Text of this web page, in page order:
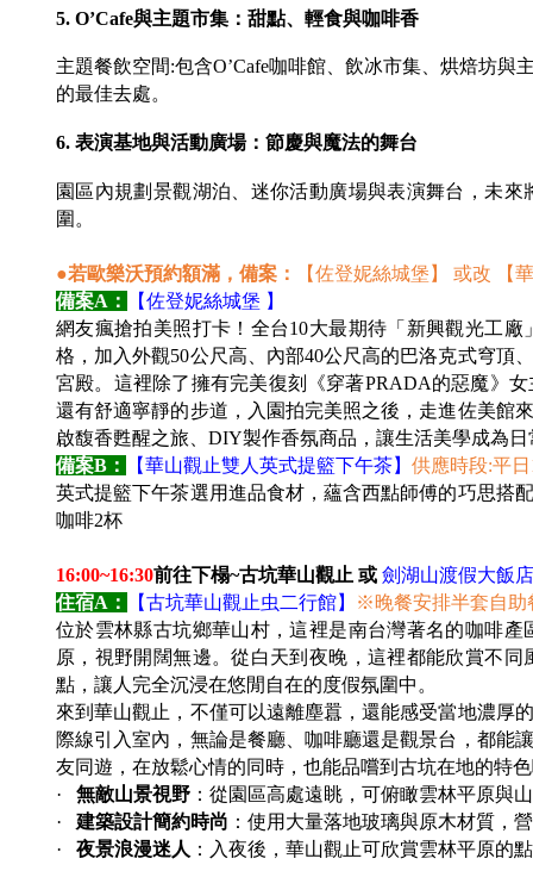
5. O’Cafe與主題市集：甜點、輕食與咖啡香
主題餐飲空間:包含O’Cafe咖啡館、飲冰市集、烘焙坊
的最佳去處。
6. 表演基地與活動廣場：節慶與魔法的舞台
園區內規劃景觀湖泊、迷你活動廣場與表演舞台，未
圍。
●若歐樂沃預約額滿，備案：
【佐登妮絲城堡】 或改 【
備案A：
【佐登妮絲城堡 】
網友瘋搶拍美照打卡！全台10大最期待「新興觀光工
格，加入外觀50公尺高、內部40公尺高的巴洛克式穹頂
宮殿。這裡除了擁有完美復刻《穿著PRADA的惡魔》
還有舒適寧靜的步道，入園拍完美照之後，走進佐美館
啟馥香甦醒之旅、DIY製作香氛商品，讓生活美學成為
備案B：
【華山觀止雙人英式提籃下午茶】 供應時段:平日
英式提籃下午茶選用進品食材，蘊含西點師傅的巧思搭
咖啡2杯
16:00~16:30前往下榻~古坑華山觀止 或 劍湖山渡假大飯店
住宿A：
【古坑華山觀止虫二行館】
※晚餐安排半套自助
位於雲林縣古坑鄉華山村，這裡是南台灣著名的咖啡
原，視野開闊無邊。從白天到夜晚，這裡都能欣賞不
點，讓人完全沉浸在悠閒自在的度假氛圍中。
來到華山觀止，不僅可以遠離塵囂，還能感受當地濃厚
際線引入室內，無論是餐廳、咖啡廳還是觀景台，都能
友同遊，在放鬆心情的同時，也能品嚐到古坑在地的特
· 無敵山景視野 ：從園區高處遠眺，可俯瞰雲林平原與
· 建築設計簡約時尚 ：使用大量落地玻璃與原木材質，
· 夜景浪漫迷人 ：入夜後，華山觀止可欣賞雲林平原的